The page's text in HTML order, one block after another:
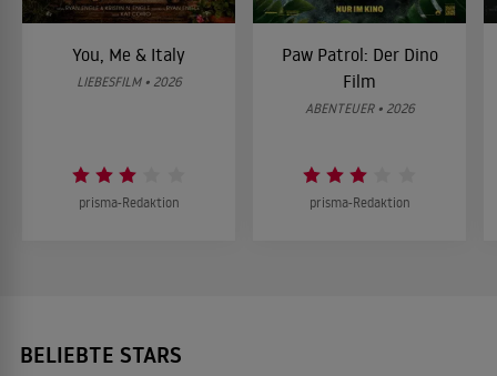
You, Me & Italy
LIEBESFILM • 2026
prisma-Redaktion
Paw Patrol: Der Dino
Film
ABENTEUER • 2026
prisma-Redaktion
BELIEBTE STARS